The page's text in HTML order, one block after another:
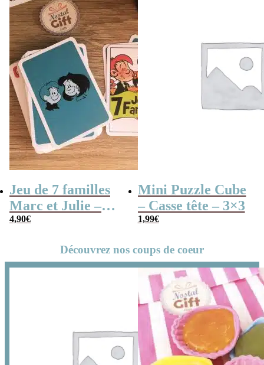
Jeu de 7 familles
Marc et Julie –
Les meilleures
4,90€
Mini Puzzle Cube
– Casse tête – 3×3
1,99€
Découvrez nos coups de coeur